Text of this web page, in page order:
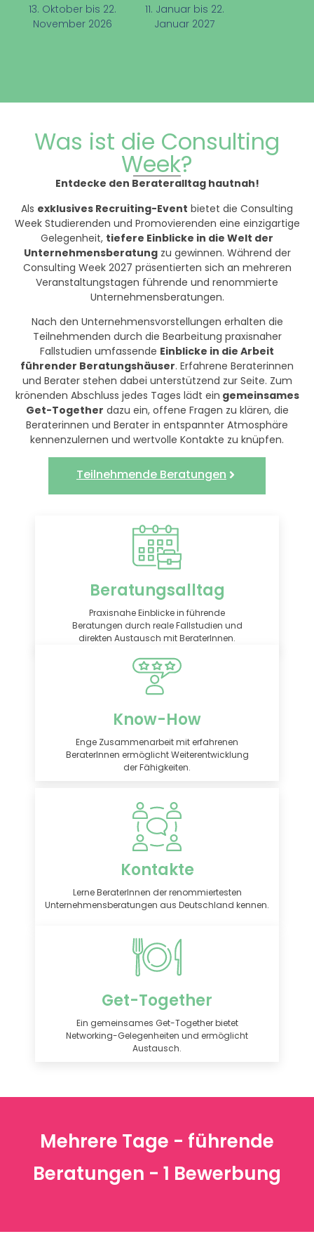
13. Oktober bis 22.
November 2026
11. Januar bis 22.
Januar 2027
Was ist die Consulting
Week?
Entdecke den Berateralltag hautnah!
Als exklusives Recruiting-Event bietet die Consulting
Week Studierenden und Promovierenden eine einzigartige
Gelegenheit, tiefere Einblicke in die Welt der
Unternehmensberatungzu gewinnen. Während der
Consulting Week 2027 präsentierten sich an mehreren
Veranstaltungstagen führende und renommierte
Unternehmensberatungen.
Nach den Unternehmensvorstellungen erhalten die
Teilnehmenden durch die Bearbeitung praxisnaher
Fallstudien umfassende Einblicke in die Arbeit
führender Beratungshäuser. Erfahrene Beraterinnen
und Berater stehen dabei unterstützend zur Seite. Zum
krönenden Abschluss jedes Tages lädt ein gemeinsames
Get-Together dazu ein, offene Fragen zu klären, die
Beraterinnen und Berater in entspannter Atmosphäre
kennenzulernen und wertvolle Kontakte zu knüpfen.
Teilnehmende Beratungen
Beratungsalltag
Praxisnahe Einblicke in führende
Beratungen durch reale Fallstudien und
direkten Austausch mit BeraterInnen.
Know-How
Enge Zusammenarbeit mit erfahrenen
BeraterInnen ermöglicht Weiterentwicklung
der Fähigkeiten.
Kontakte
Lerne BeraterInnen der renommiertesten
Unternehmensberatungen aus Deutschland kennen.
Get-Together
Ein gemeinsames Get-Together bietet
Networking-Gelegenheiten und ermöglicht
Austausch.
Mehrere Tage - führende
Beratungen - 1 Bewerbung